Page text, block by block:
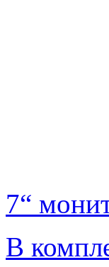
7“
В